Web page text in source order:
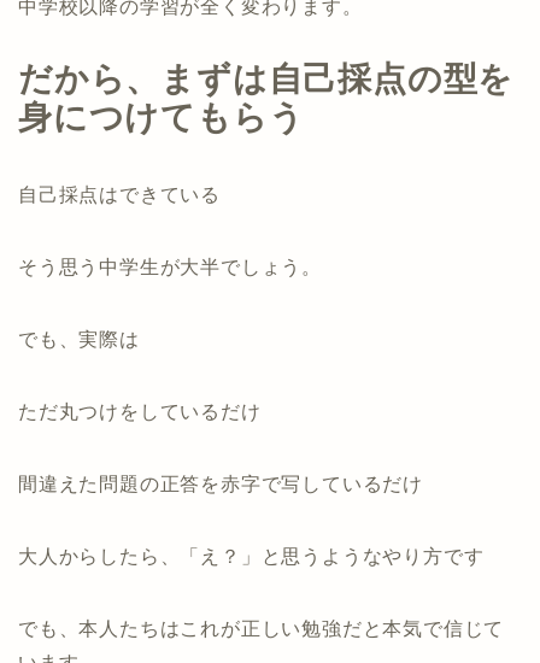
中学校以降の学習が全く変わります。
だから、まずは自己採点の型を
身につけてもらう
自己採点はできている
そう思う中学生が大半でしょう。
でも、実際は
ただ丸つけをしているだけ
間違えた問題の正答を赤字で写しているだけ
大人からしたら、「え？」と思うようなやり方です
でも、本人たちはこれが正しい勉強だと本気で信じて